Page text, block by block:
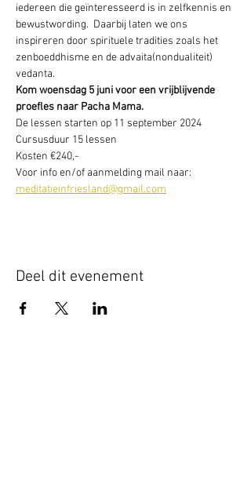
iedereen die geïnteresseerd is in zelfkennis en
bewustwording.  Daarbij laten we ons
inspireren door spirituele tradities zoals het
zenboeddhisme en de advaita(nondualiteit)
vedanta.
Kom woensdag 5 juni voor een vrijblijvende
proefles naar Pacha Mama.
De lessen starten op 11 september 2024
Cursusduur 15 lessen
Kosten €240,-
Voor info en/of aanmelding mail naar:
meditatieinfriesland@gmail.com
Deel dit evenement